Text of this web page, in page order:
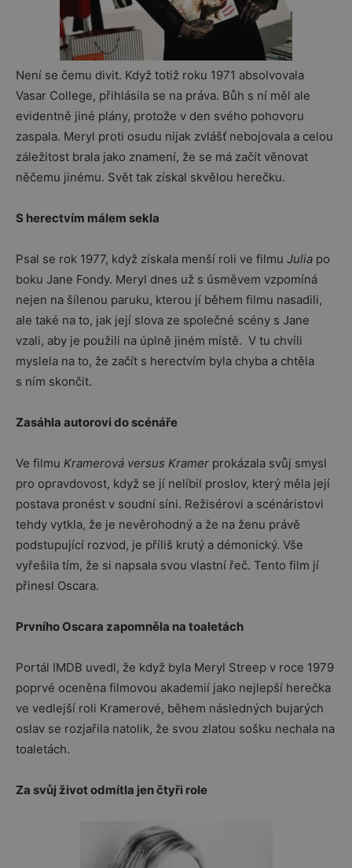
Není se čemu divit. Když totiž roku 1971 absolvovala
Vasar College, přihlásila se na práva. Bůh s ní měl ale
evidentně jiné plány, protože v den svého pohovoru
zaspala. Meryl proti osudu nijak zvlášť nebojovala a celou
záležitost brala jako znamení, že se má začít věnovat
něčemu jinému. Svět tak získal skvělou herečku.
S herectvím málem sekla
Psal se rok 1977, když získala menší roli ve filmu Julia po
boku Jane Fondy. Meryl dnes už s úsměvem vzpomíná
nejen na šílenou paruku, kterou jí během filmu nasadili,
ale také na to, jak její slova ze společné scény s Jane
vzali, aby je použili na úplně jiném místě. V tu chvíli
myslela na to, že začít s herectvím byla chyba a chtěla
s ním skončit.
Zasáhla autorovi do scénáře
Ve filmu Kramerová versus Kramer prokázala svůj smysl
pro opravdovost, když se jí nelíbil proslov, který měla její
postava pronést v soudní síni. Režisérovi a scénáristovi
tehdy vytkla, že je nevěrohodný a že na ženu právě
podstupující rozvod, je příliš krutý a démonický. Vše
vyřešila tím, že si napsala svou vlastní řeč. Tento film jí
přinesl Oscara.
Prvního Oscara zapomněla na toaletách
Portál IMDB uvedl, že když byla Meryl Streep v roce 1979
poprvé oceněna filmovou akademií jako nejlepší herečka
ve vedlejší roli Kramerové, během následných bujarých
oslav se rozjařila natolik, že svou zlatou sošku nechala na
toaletách.
Za svůj život odmítla jen čtyři role